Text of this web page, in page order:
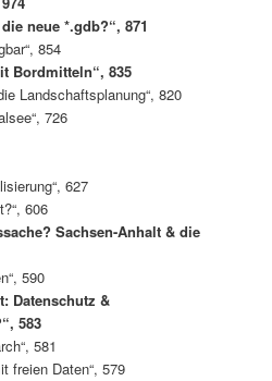
neue *.gdb?“, 871
854
Bordmitteln“, 835
Landschaftsplanung“, 820
726
627
606
Sachsen-Anhalt & die
590
Datenschutz &
583
581
freien Daten“, 579